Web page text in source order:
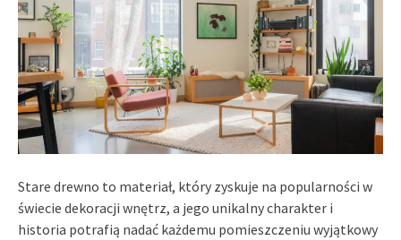
Stare drewno to materiał, który zyskuje na popularności w
świecie dekoracji wnętrz, a jego unikalny charakter i
historia potrafią nadać każdemu pomieszczeniu wyjątkowy